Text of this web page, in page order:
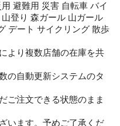
避難用 災害 自転車 バイ
登り 森ガール 山ガール
デート サイクリング 散歩
より複数店舗の在庫を共
の自動更新システムのタ
ご注文できる状態のまま
います。予めご了承くだ